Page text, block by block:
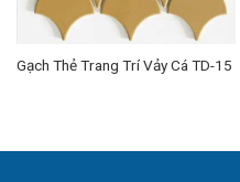
Gạch Thẻ Trang Trí Vảy Cá TD-15